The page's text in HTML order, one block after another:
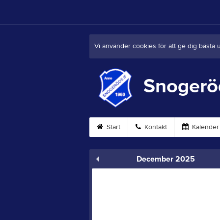
Vi använder cookies för att ge dig bästa
Start Kontakt Kalender
December 2025